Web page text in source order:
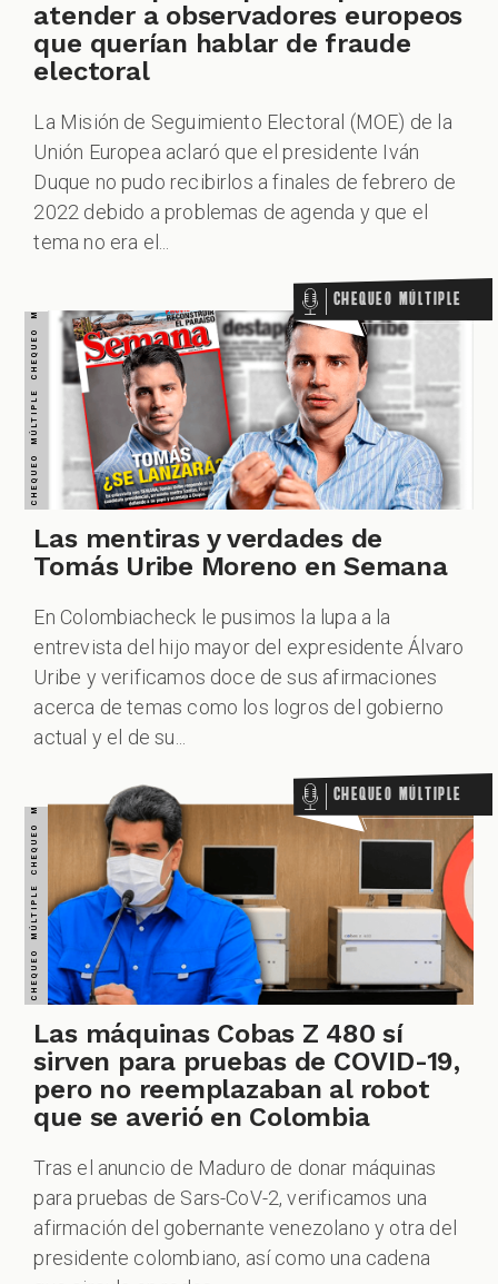
atender a observadores europeos
que querían hablar de fraude
electoral
La Misión de Seguimiento Electoral (MOE) de la
Unión Europea aclaró que el presidente Iván
Duque no pudo recibirlos a finales de febrero de
2022 debido a problemas de agenda y que el
tema no era el...
Chequeo Múltiple
Las mentiras y verdades de
Tomás Uribe Moreno en Semana
En Colombiacheck le pusimos la lupa a la
entrevista del hijo mayor del expresidente Álvaro
Uribe y verificamos doce de sus afirmaciones
acerca de temas como los logros del gobierno
actual y el de su...
CHEQUEO MÚLTIPLE CHEQUEO MÚLTIPLE CHEQUEO MÚLTIPLE CHEQUEO MÚLTIPLE CHEQUEO MÚLTIPLE CHEQUEO MÚLTIPLE CHEQUEO MÚLTIPLE Chequeo Múltiple
Las máquinas Cobas Z 480 sí
sirven para pruebas de COVID-19,
pero no reemplazaban al robot
que se averió en Colombia
Tras el anuncio de Maduro de donar máquinas
para pruebas de Sars-CoV-2, verificamos una
afirmación del gobernante venezolano y otra del
presidente colombiano, así como una cadena